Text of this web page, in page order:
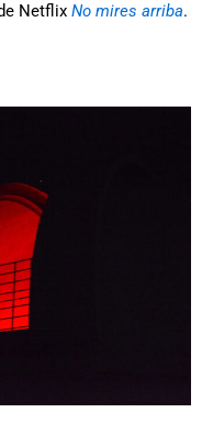
Netflix No mires arriba.